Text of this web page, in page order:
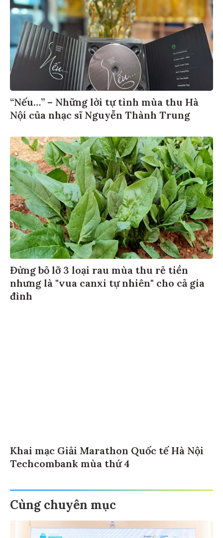
“Nếu…” – Những lời tự tình mùa thu Hà
Nội của nhạc sĩ Nguyễn Thành Trung
Đừng bỏ lỡ 3 loại rau mùa thu rẻ tiền
nhưng là "vua canxi tự nhiên" cho cả gia
đình
Khai mạc Giải Marathon Quốc tế Hà Nội
Techcombank mùa thứ 4
Cùng chuyên mục